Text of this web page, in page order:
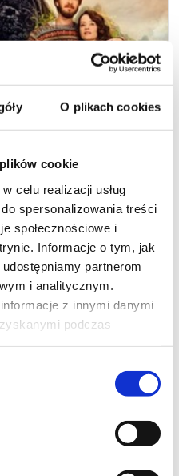
O plikach cookies
cookie
celu realizacji usług
, do spersonalizowania treści
społecznościowe i
Informacje o tym, jak
partnerom
i analitycznym.
z innymi danymi
podczas
okazuje się, że najmłodsi
elektronicznych
na świeżym powietrzu.
ekscentryczne istoty. Jeśli